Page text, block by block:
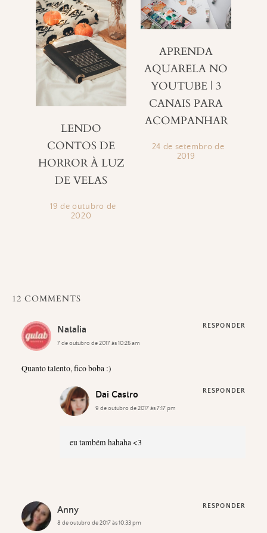
LENDO
CONTOS DE
HORROR À LUZ
DE VELAS
19 de outubro de
2020
APRENDA
AQUARELA NO
YOUTUBE | 3
CANAIS PARA
ACOMPANHAR
24 de setembro de
2019
12 COMMENTS
Natalia
7 de outubro de 2017 às 10:25 am
Quanto talento, fico boba :)
RESPONDER
Dai Castro
9 de outubro de 2017 às 7:17 pm
eu também hahaha <3
RESPONDER
Anny
8 de outubro de 2017 às 10:33 pm
RESPONDER